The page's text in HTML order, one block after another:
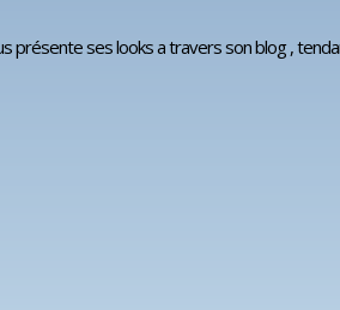
présente ses looks a travers son blog ,